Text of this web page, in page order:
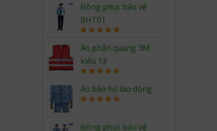
out of 5
Đồng phục bảo vệ
BHT01
out of 5
Áo phản quang 3M
kiểu 13
out of 5
Áo bảo hộ lao động
Đồng phục bảo vệ